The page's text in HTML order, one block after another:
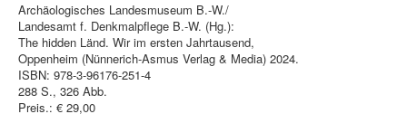
Archäologisches Landesmuseum B.-W./
Landesamt f. Denkmalpflege B.-W. (Hg.):
The hidden Länd. Wir im ersten Jahrtausend,
Oppenheim (Nünnerich-Asmus Verlag & Media) 2024.
ISBN: 978-3-96176-251-4
288 S., 326 Abb.
Preis.: € 29,00